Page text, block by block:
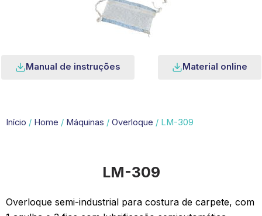
Manual de instruções Material online
Início / Home / Máquinas / Overloque / LM-309
LM-309
Overloque semi-industrial para costura de carpete, com